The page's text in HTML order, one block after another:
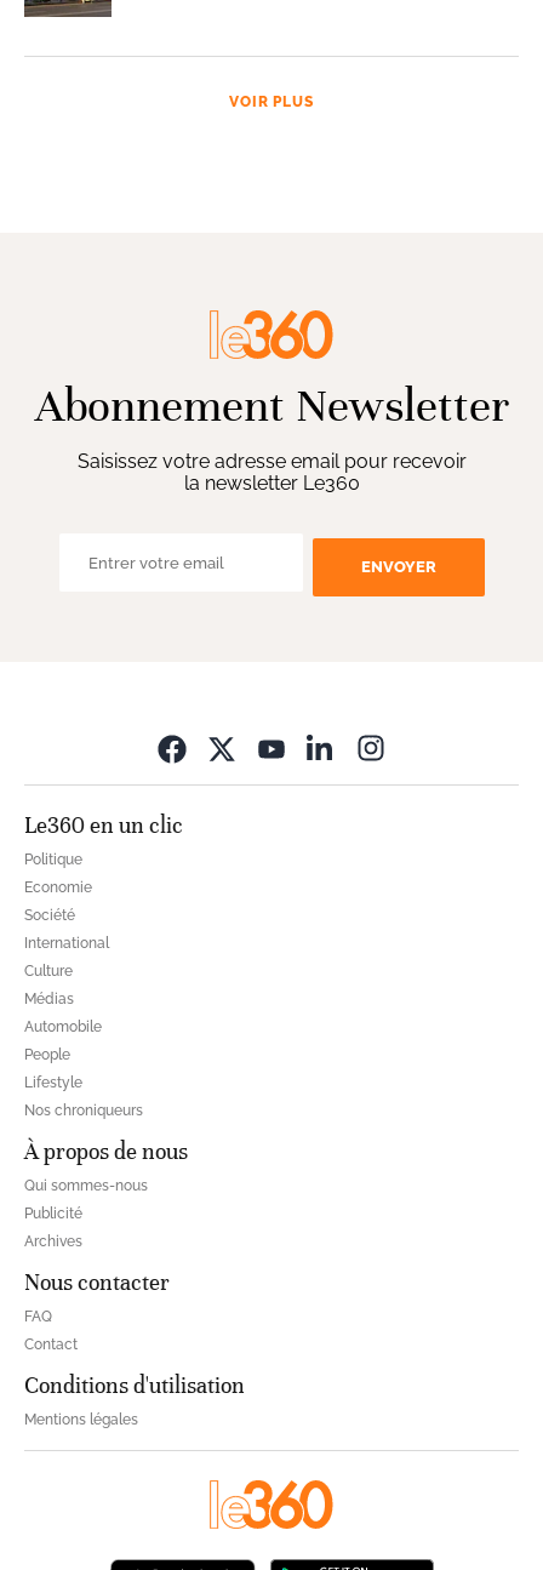
VOIR PLUS
Abonnement Newsletter
Saisissez votre adresse email pour recevoir
la newsletter Le360
ENVOYER
Le360 en un clic
Politique
Economie
Société
International
Culture
Médias
Automobile
People
Lifestyle
Nos chroniqueurs
À propos de nous
Qui sommes-nous
Publicité
Archives
Nous contacter
FAQ
Contact
Conditions d'utilisation
Mentions légales